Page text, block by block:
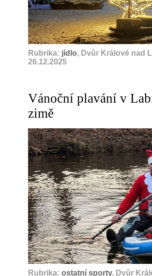
Rubrika: jídlo, Dvůr Králové nad
26.12.2025
Vánoční plavání v
zimě
Rubrika: ostatní sporty, Dvůr